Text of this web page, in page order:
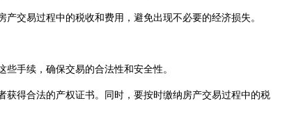
交易过程中的税收和费用，避免出现不必要的经济损失。
手续，确保交易的合法性和安全性。
得合法的产权证书。同时，要按时缴纳房产交易过程中的税